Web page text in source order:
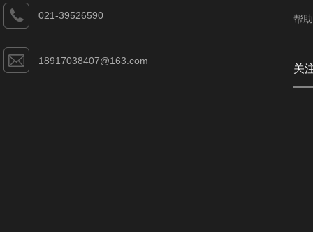
021-39526590
18917038407@163.com
帮
关